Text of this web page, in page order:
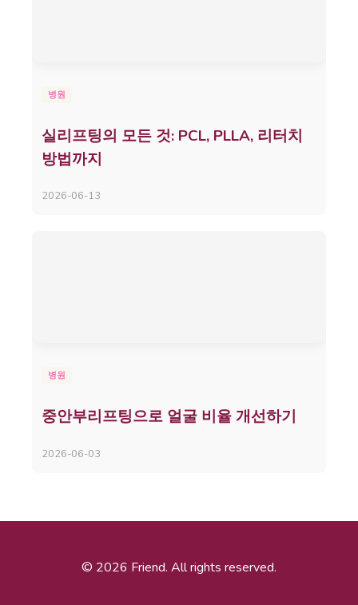
병원
실리프팅의 모든 것: PCL, PLLA, 리터치
방법까지
2026-06-13
병원
중안부리프팅으로 얼굴 비율 개선하기
2026-06-03
© 2026 Friend. All rights reserved.